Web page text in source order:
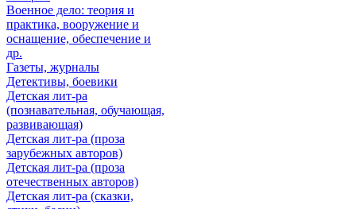
Военное дело: теория и
практика, вооружение и
оснащение, обеспечение и
др.
Газеты, журналы
Детективы, боевики
Детская лит-ра
(познавательная, обучающая,
развивающая)
Детская лит-ра (проза
зарубежных авторов)
Детская лит-ра (проза
отечественных авторов)
Детская лит-ра (сказки,